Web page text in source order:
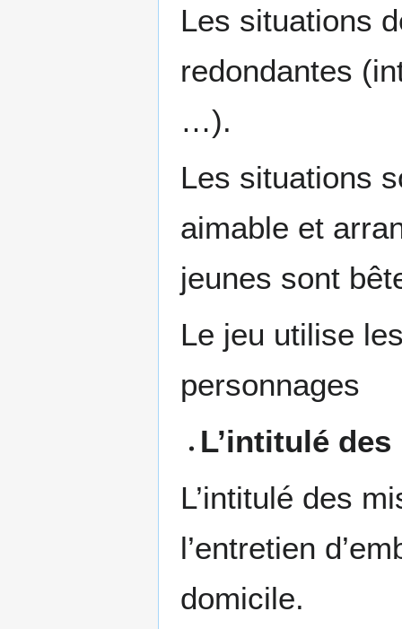
Les situations
redondantes
…).
Les situations
aimable et
jeunes sont
Le jeu utilise
personnages
L’intitulé
L’intitulé des
l’entretien
domicile.